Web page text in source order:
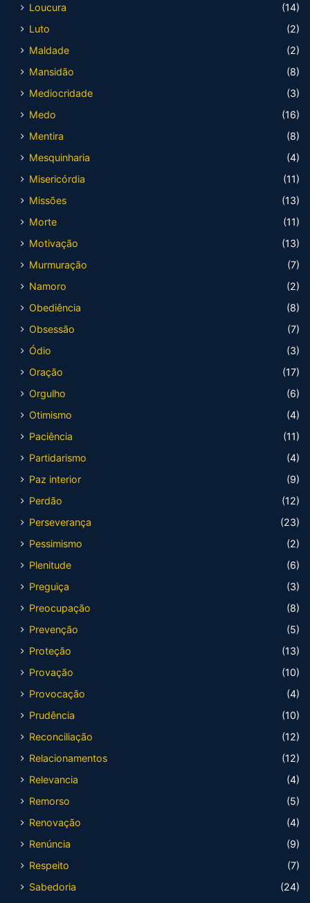
Loucura
(14)
Luto
(2)
Maldade
(2)
Mansidão
(8)
Mediocridade
(3)
Medo
(16)
Mentira
(8)
Mesquinharia
(4)
Misericórdia
(11)
Missões
(13)
Morte
(11)
Motivação
(13)
Murmuração
(7)
Namoro
(2)
Obediência
(8)
Obsessão
(7)
Ódio
(3)
Oração
(17)
Orgulho
(6)
Otimismo
(4)
Paciência
(11)
Partidarismo
(4)
Paz interior
(9)
Perdão
(12)
Perseverança
(23)
Pessimismo
(2)
Plenitude
(6)
Preguiça
(3)
Preocupação
(8)
Prevenção
(5)
Proteção
(13)
Provação
(10)
Provocação
(4)
Prudência
(10)
Reconciliação
(12)
Relacionamentos
(12)
Relevancia
(4)
Remorso
(5)
Renovação
(4)
Renúncia
(9)
Respeito
(7)
Sabedoria
(24)